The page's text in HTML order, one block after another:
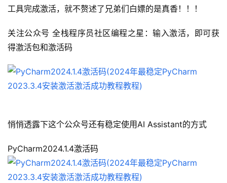
工具完成激活，就不赘述了兄弟们白嫖的是真香！！！
关注公众号 全栈程序员社区编程之星：输入激活，即可获
得激活包和激活码
悄悄透露下这个公众号还有稳定使用AI Assistant的方式
PyCharm2024.1.4激活码